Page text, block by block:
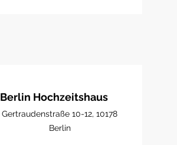
Berlin Hochzeitshaus
Gertraudenstraße 10-12, 10178
Berlin